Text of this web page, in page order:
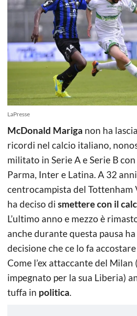
LaPresse
McDonald Mariga non ha
ricordi nel calcio italiano,
militato in Serie A e Serie B
Parma, Inter e Latina. A 32
centrocampista del Tottenham
ha deciso di smettere con il
L’ultimo anno e mezzo è
anche durante questa pausa
decisione che ce lo fa
Come l’ex attaccante del Milan
impegnato per la sua Liberia)
tuffa in politica.